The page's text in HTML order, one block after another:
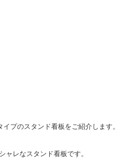
プのスタンド看板をご紹介します。
ャレなスタンド看板です。